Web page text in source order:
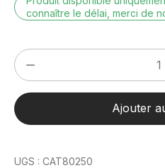
connaître le délai, merci de
quantité
de
Alpha
True
Noir
Ajouter
UGS : CAT80250